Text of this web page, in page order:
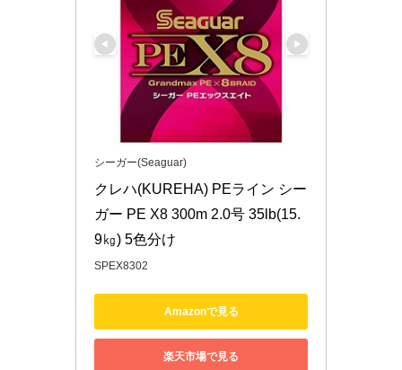
シーガー(Seaguar)
クレハ(KUREHA) PEライン シー
ガー PE X8 300m 2.0号 35lb(15.
9㎏) 5色分け
SPEX8302
Amazonで見る
楽天市場で見る